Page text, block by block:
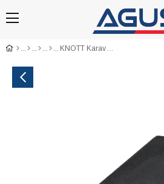
KNOTT Karavan Amortisör Tutucu